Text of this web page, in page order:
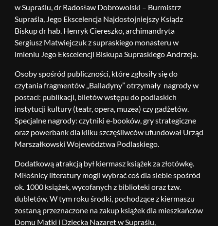
w Supraślu, dr Radosław Dobrowolski – Burmistrz
Supraśla, Jego Ekscelencja Najdostojniejszy Ksiądz
Biskup dr hab. Henryk Ciereszko, archimandryta
Sergiusz Matwiejczuk z supraskiego monasteru w
imieniu Jego Ekscelencji Biskupa Supraskiego Andrzeja.
Osoby spośród publiczności, które zgłosiły się do
czytania fragmentów „Balladyny” otrzymały nagrody w
postaci: publikacji, biletów wstępu do podlaskich
instytucji kultury (teatr, opera, muzea) czy gadżetów.
Specjalne nagrody: czytniki e-booków, gry strategiczne
oraz powerbank dla kilku szczęśliwców ufundował Urząd
Marszałkowski Województwa Podlaskiego.
Dodatkową atrakcją był kiermasz książek za złotówkę.
Miłośnicy literatury mogli wybrać coś dla siebie spośród
ok. 1000 książek, wycofanych z biblioteki oraz tzw.
dubletów. W tym roku środki, pochodzące z kiermaszu
zostaną przeznaczone na zakup książek dla mieszkańców
Domu Matki i Dziecka Nazaret w Supraślu,